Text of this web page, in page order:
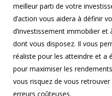
meilleur parti de votre
d’action vous aidera à définir
d’investissement immobilier et
dont vous disposez. Il vous
réaliste pour les atteindre et a
pour maximiser les
vous risquez de vous
erreurs coûteuses.